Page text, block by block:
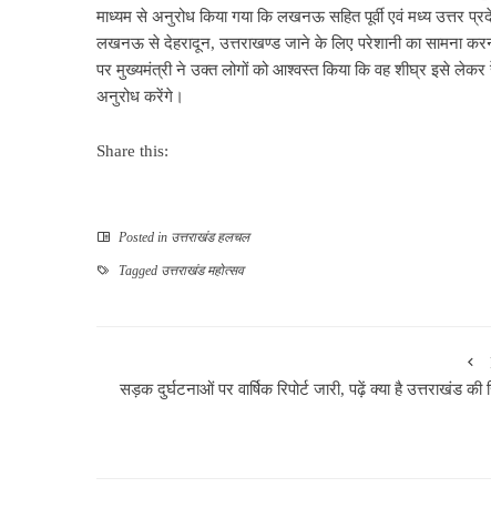
माध्यम से अनुरोध किया गया कि लखनऊ सहित पूर्वी एवं मध्य उत्तर
लखनऊ से देहरादून, उत्तराखण्ड जाने के लिए परेशानी का सामना
पर मुख्यमंत्री ने उक्त लोगों को आश्वस्त किया कि वह शीघ्र इसे
अनुरोध करेंगे।
Share this:
Posted in उत्तराखंड हलचल
Tagged उत्तराखंड महोत्सव
सड़क दुर्घटनाओं पर वार्षिक रिपोर्ट जारी, पढ़ें क्या है उत्तराखंड की